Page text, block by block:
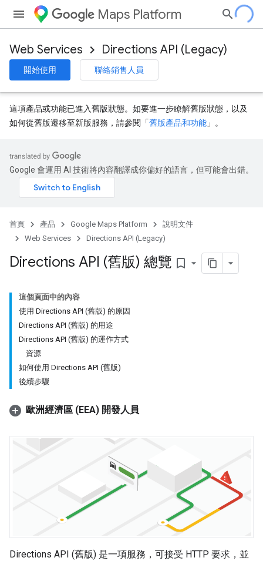
Maps Platform
Web Services Directions API (Legacy)
開始使用 聯絡銷售人員
這項產品或功能已進入舊版狀態。如要進一步瞭解舊版狀態，以及
如何從舊版遷移至新版服務，請參閱「舊版產品和功能 」。
Google 會運用 AI 技術將內容翻譯成你偏好的語言，但可能會出錯。
首頁 產品 Google Maps Platform
說明文件
Web Services
Directions API (Legacy)
Directions API (舊版) 總覽 bookmark_border
這個頁面中的內容
使用 Directions API (舊版) 的原因
Directions API (舊版) 的用途
Directions API (舊版) 的運作方式
資源
如何使用 Directions API (舊版)
後續步驟
歐洲經濟區 (EEA) 開發人員
Directions API (舊版) 是一項服務，可接受 HTTP 要求，並